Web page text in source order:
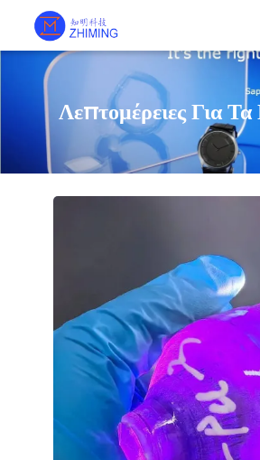
Λεπτομέρειες Για